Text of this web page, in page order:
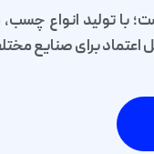
با تولید انواع
برای صنایع